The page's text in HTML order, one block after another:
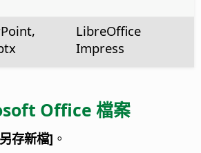
LibreOffice
Impress
Office 檔案
存新檔] 。